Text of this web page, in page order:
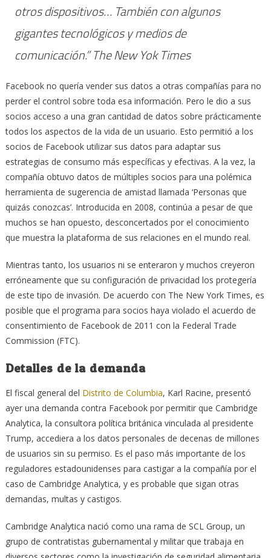
otros dispositivos… También con algunos
gigantes tecnológicos y medios de
comunicación.” The New Yok Times
Facebook no quería vender sus datos a otras compañías para no
perder el control sobre toda esa información. Pero le dio a sus
socios acceso a una gran cantidad de datos sobre prácticamente
todos los aspectos de la vida de un usuario. Esto permitió a los
socios de Facebook utilizar sus datos para adaptar sus
estrategias de consumo más específicas y efectivas. A la vez, la
compañía obtuvo datos de múltiples socios para una polémica
herramienta de sugerencia de amistad llamada ‘Personas que
quizás conozcas’. Introducida en 2008, continúa a pesar de que
muchos se han opuesto, desconcertados por el conocimiento
que muestra la plataforma de sus relaciones en el mundo real.
Mientras tanto, los usuarios ni se enteraron y muchos creyeron
erróneamente que su configuración de privacidad los protegería
de este tipo de invasión. De acuerdo con The New York Times, es
posible que el programa para socios haya violado el acuerdo de
consentimiento de Facebook de 2011 con la Federal Trade
Commission (FTC).
Detalles de la demanda
El fiscal general del Distrito de Columbia, Karl Racine, presentó
ayer una demanda contra Facebook por permitir que Cambridge
Analytica, la consultora política británica vinculada al presidente
Trump, accediera a los datos personales de decenas de millones
de usuarios sin su permiso. Es el paso más importante de los
reguladores estadounidenses para castigar a la compañía por el
caso de Cambridge Analytica, y es probable que sigan otras
demandas, multas y castigos.
Cambridge Analytica nació como una rama de SCL Group, un
grupo de contratistas gubernamental y militar que trabaja en